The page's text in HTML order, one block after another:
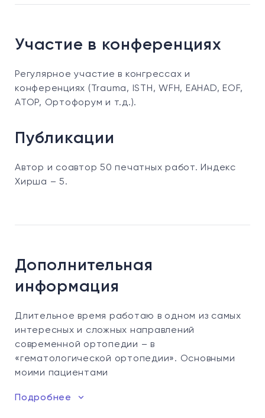
Участие в конференциях
Регулярное участие в конгрессах и
конференциях (Trauma, ISTH, WFH, EAHAD, EOF,
АТОР, Ортофорум и т.д.).
Публикации
Автор и соавтор 50 печатных работ. Индекс
Хирша – 5.
Дополнительная
информация
Длительное время работаю в одном из самых
интересных и сложных направлений
современной ортопедии – в
«гематологической ортопедии». Основными
моими пациентами
Подробнее